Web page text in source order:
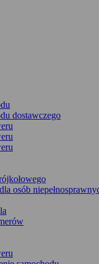
dostawczego
osób